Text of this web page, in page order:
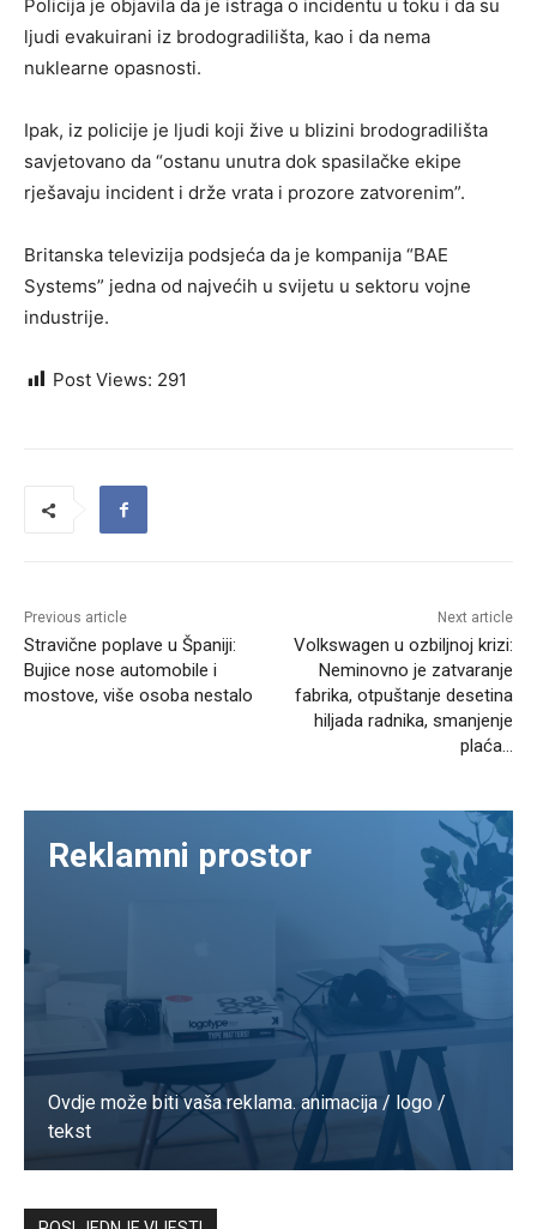
Policija je objavila da je istraga o incidentu u toku i da su
ljudi evakuirani iz brodogradilišta, kao i da nema
nuklearne opasnosti.
Ipak, iz policije je ljudi koji žive u blizini brodogradilišta
savjetovano da “ostanu unutra dok spasilačke ekipe
rješavaju incident i drže vrata i prozore zatvorenim”.
Britanska televizija podsjeća da je kompanija “BAE
Systems” jedna od najvećih u svijetu u sektoru vojne
industrije.
Post Views: 291
Previous article
Stravične poplave u Španiji:
Bujice nose automobile i
mostove, više osoba nestalo
Next article
Volkswagen u ozbiljnoj krizi:
Neminovno je zatvaranje
fabrika, otpuštanje desetina
hiljada radnika, smanjenje
plaća…
Reklamni prostor
Ovdje može biti vaša reklama. animacija / logo /
tekst
Kontaktirajte nas